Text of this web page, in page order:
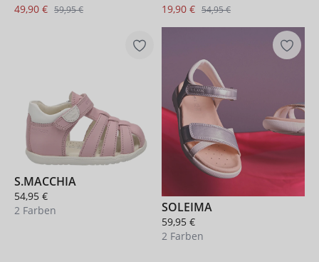
49,90 € 59,95 € 19,90 € 54,95 €
S.MACCHIA
54,95 €
2 Farben
SOLEIMA
59,95 €
2 Farben